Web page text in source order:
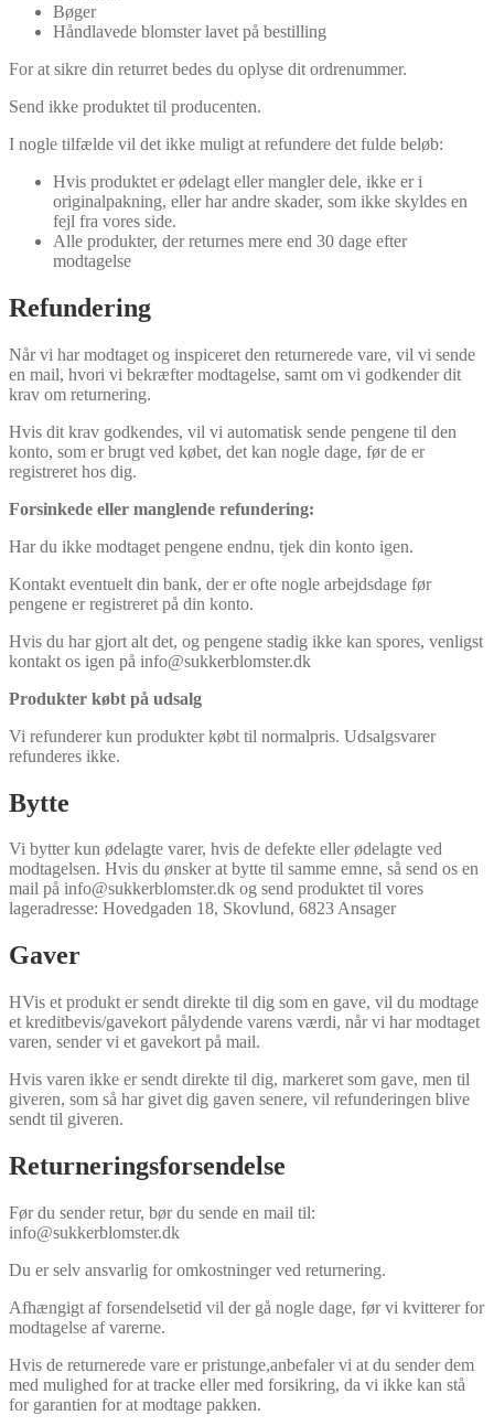
Bøger
Håndlavede blomster lavet på bestilling
For at sikre din returret bedes du oplyse dit ordrenummer.
Send ikke produktet til producenten.
I nogle tilfælde vil det ikke muligt at refundere det fulde beløb:
Hvis produktet er ødelagt eller mangler dele, ikke er i
originalpakning, eller har andre skader, som ikke skyldes en
fejl fra vores side.
Alle produkter, der returnes mere end 30 dage efter
modtagelse
Refundering
Når vi har modtaget og inspiceret den returnerede vare, vil vi sende
en mail, hvori vi bekræfter modtagelse, samt om vi godkender dit
krav om returnering.
Hvis dit krav godkendes, vil vi automatisk sende pengene til den
konto, som er brugt ved købet, det kan nogle dage, før de er
registreret hos dig.
Forsinkede eller manglende refundering:
Har du ikke modtaget pengene endnu, tjek din konto igen.
Kontakt eventuelt din bank, der er ofte nogle arbejdsdage før
pengene er registreret på din konto.
Hvis du har gjort alt det, og pengene stadig ikke kan spores, venligst
kontakt os igen på info@sukkerblomster.dk
Produkter købt på udsalg
Vi refunderer kun produkter købt til normalpris. Udsalgsvarer
refunderes ikke.
Bytte
Vi bytter kun ødelagte varer, hvis de defekte eller ødelagte ved
modtagelsen. Hvis du ønsker at bytte til samme emne, så send os en
mail på info@sukkerblomster.dk og send produktet til vores
lageradresse: Hovedgaden 18, Skovlund, 6823 Ansager
Gaver
HVis et produkt er sendt direkte til dig som en gave, vil du modtage
et kreditbevis/gavekort pålydende varens værdi, når vi har modtaget
varen, sender vi et gavekort på mail.
Hvis varen ikke er sendt direkte til dig, markeret som gave, men til
giveren, som så har givet dig gaven senere, vil refunderingen blive
sendt til giveren.
Returneringsforsendelse
Før du sender retur, bør du sende en mail til:
info@sukkerblomster.dk
Du er selv ansvarlig for omkostninger ved returnering.
Afhængigt af forsendelsetid vil der gå nogle dage, før vi kvitterer for
modtagelse af varerne.
Hvis de returnerede vare er pristunge,anbefaler vi at du sender dem
med mulighed for at tracke eller med forsikring, da vi ikke kan stå
for garantien for at modtage pakken.